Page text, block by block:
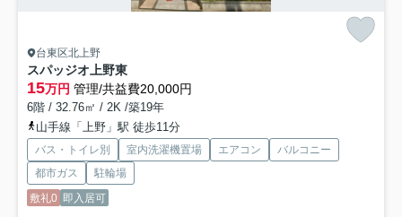
台東区北上野
スパッジオ上野東
15万円 管理/共益費20,000円
6階 / 32.76㎡ / 2K /築19年
山手線「上野」駅 徒歩11分
バス・トイレ別 室内洗濯機置場 エアコン
バルコニー
都市ガス
駐輪場
敷礼0 即入居可